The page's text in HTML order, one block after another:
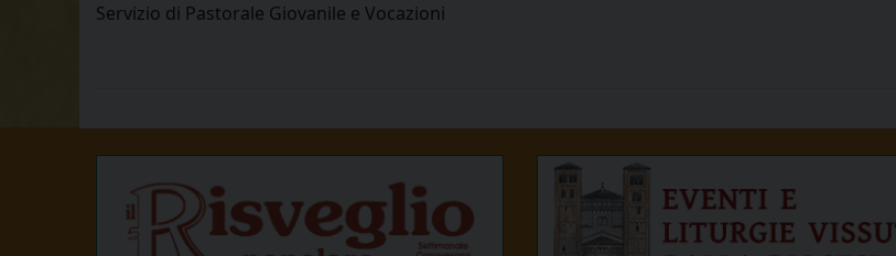
Servizio di Pastorale Giovanile e Vocazioni